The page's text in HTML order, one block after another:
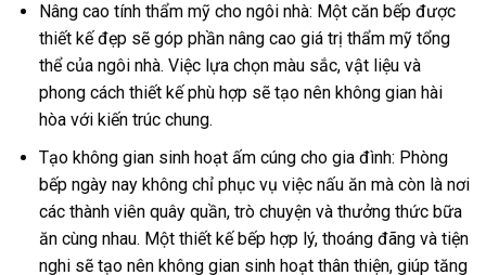
Nâng cao tính thẩm mỹ cho ngôi nhà: Một căn bếp được
thiết kế đẹp sẽ góp phần nâng cao giá trị thẩm mỹ tổng
thể của ngôi nhà. Việc lựa chọn màu sắc, vật liệu và
phong cách thiết kế phù hợp sẽ tạo nên không gian hài
hòa với kiến trúc chung.
Tạo không gian sinh hoạt ấm cúng cho gia đình: Phòng
bếp ngày nay không chỉ phục vụ việc nấu ăn mà còn là nơi
các thành viên quây quần, trò chuyện và thưởng thức bữa
ăn cùng nhau. Một thiết kế bếp hợp lý, thoáng đãng và tiện
nghi sẽ tạo nên không gian sinh hoạt thân thiện, giúp tăng